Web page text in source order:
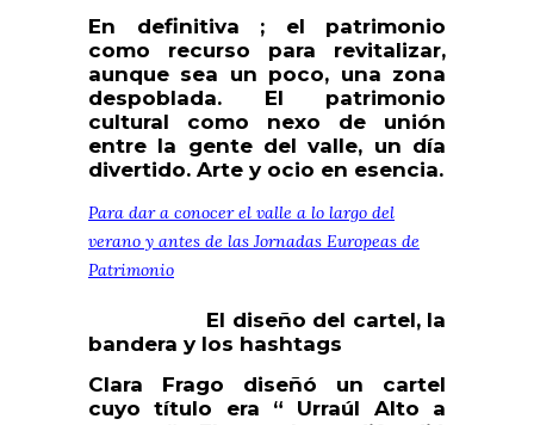
En definitiva ; el patrimonio
como recurso para revitalizar,
aunque sea un poco, una zona
despoblada. El patrimonio
cultural como nexo de unión
entre la gente del valle, un día
divertido. Arte y ocio en esencia.
Para dar a conocer el valle a lo largo del
verano y antes de las Jornadas Europeas de
Patrimonio
El diseño del cartel, la
bandera y los hashtags
Clara Frago diseñó un cartel
cuyo título era “ Urraúl Alto a